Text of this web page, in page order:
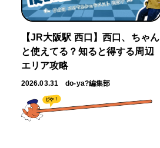
【JR大阪駅 西口】西口、ちゃん
と使えてる？知ると得する周辺
エリア攻略
2026.03.31 do-ya?編集部
どや！